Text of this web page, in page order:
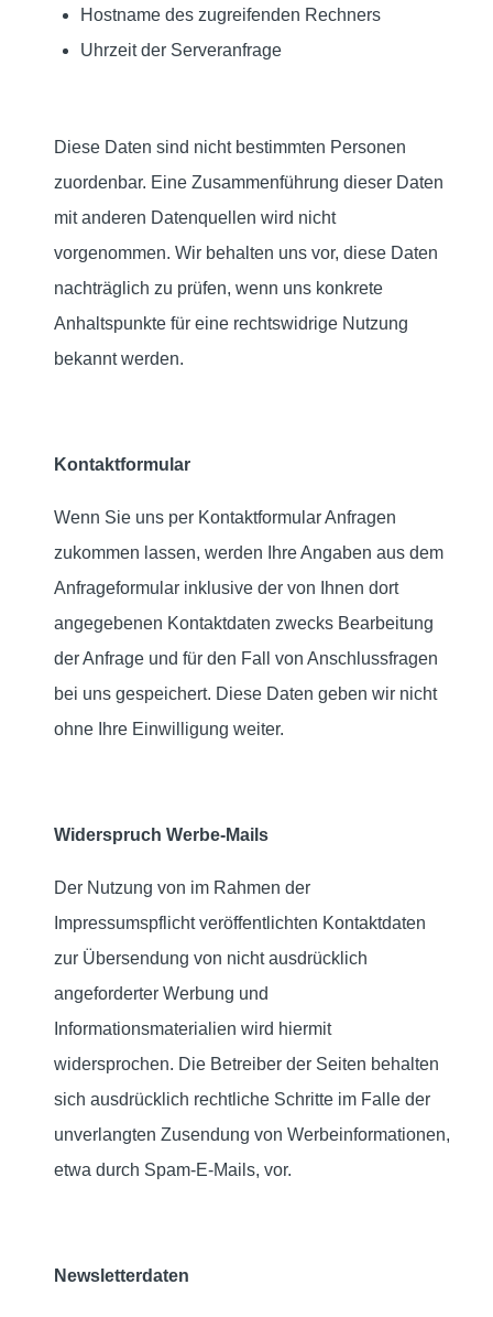
Hostname des zugreifenden Rechners
Uhrzeit der Serveranfrage
Diese Daten sind nicht bestimmten Personen
zuordenbar. Eine Zusammenführung dieser Daten
mit anderen Datenquellen wird nicht
vorgenommen. Wir behalten uns vor, diese Daten
nachträglich zu prüfen, wenn uns konkrete
Anhaltspunkte für eine rechtswidrige Nutzung
bekannt werden.
Kontaktformular
Wenn Sie uns per Kontaktformular Anfragen
zukommen lassen, werden Ihre Angaben aus dem
Anfrageformular inklusive der von Ihnen dort
angegebenen Kontaktdaten zwecks Bearbeitung
der Anfrage und für den Fall von Anschlussfragen
bei uns gespeichert. Diese Daten geben wir nicht
ohne Ihre Einwilligung weiter.
Widerspruch Werbe-Mails
Der Nutzung von im Rahmen der
Impressumspflicht veröffentlichten Kontaktdaten
zur Übersendung von nicht ausdrücklich
angeforderter Werbung und
Informationsmaterialien wird hiermit
widersprochen. Die Betreiber der Seiten behalten
sich ausdrücklich rechtliche Schritte im Falle der
unverlangten Zusendung von Werbeinformationen,
etwa durch Spam-E-Mails, vor.
Newsletterdaten